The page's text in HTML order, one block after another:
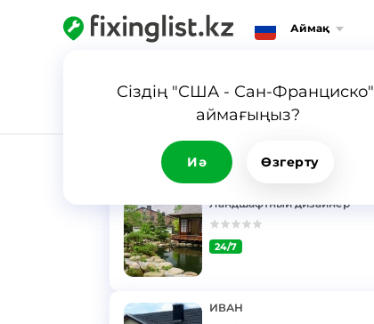
Аймақ
Сіздің "США - Сан-Франциско"
аймағыңыз?
Иә Өзгерту
НӘТИЖЕ
Ландшафтный дизайнер
24/7
ИВАН